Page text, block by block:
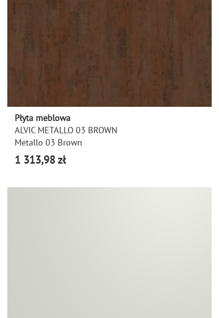
Płyta meblowa
ALVIC METALLO 03 BROWN
Metallo 03 Brown
1 313,98 zł